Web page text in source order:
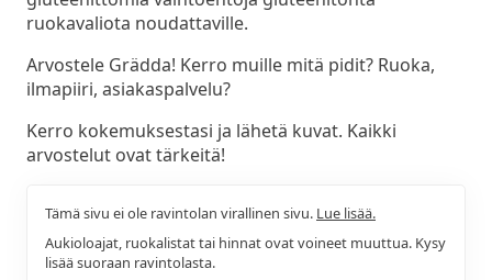
ruokavaliota noudattaville.
Arvostele Grädda! Kerro muille mitä pidit? Ruoka,
ilmapiiri, asiakaspalvelu?
Kerro kokemuksestasi ja lähetä kuvat. Kaikki
arvostelut ovat tärkeitä!
Tämä sivu ei ole ravintolan virallinen sivu. Lue lisää.
Aukioloajat, ruokalistat tai hinnat ovat voineet muuttua. Kysy
lisää suoraan ravintolasta.